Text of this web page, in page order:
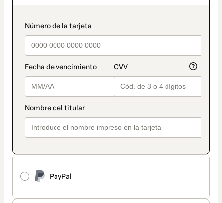
payment_data.section_title_v2
PayPal